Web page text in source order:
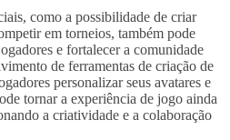
como a possibilidade de criar
em torneios, também pode
e fortalecer a comunidade
de ferramentas de criação de
personalizar seus avatares e
tornar a experiência de jogo ainda
a criatividade e a colaboração